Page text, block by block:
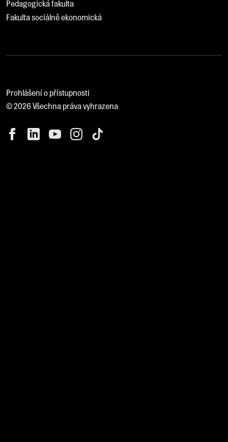
Pedagogická fakulta
Fakulta sociálně ekonomická
Prohlášení o přístupnosti
© 2026 Všechna práva vyhrazena